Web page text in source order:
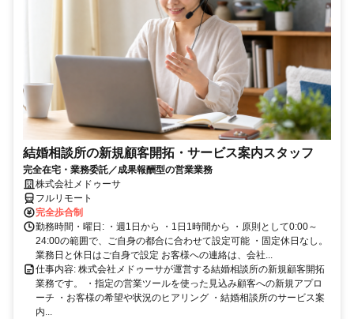
結婚相談所の新規顧客開拓・サービス案内スタッフ
完全在宅・業務委託／成果報酬型の営業業務
株式会社メドゥーサ
フルリモート
完全歩合制
勤務時間・曜日: ・週1日から ・1日1時間から ・原則として0:00～
24:00の範囲で、ご自身の都合に合わせて設定可能 ・固定休日なし。
業務日と休日はご自身で設定 お客様への連絡は、会社...
仕事内容: 株式会社メドゥーサが運営する結婚相談所の新規顧客開拓
業務です。 ・指定の営業ツールを使った見込み顧客への新規アプロ
ーチ ・お客様の希望や状況のヒアリング ・結婚相談所のサービス案
内...